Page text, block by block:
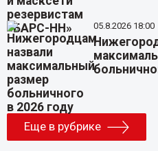
05.8.2026 18:00
Еще в рубрике